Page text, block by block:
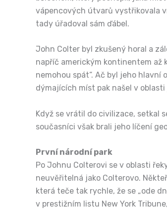
vápencových útvarů vystřikovala
tady úřadoval sám ďábel.
John Colter byl zkušený horal a
napříč americkým kontinentem až
nemohou spát“. Ač byl jeho
dýmajících míst pak našel v oblasti
Když se vrátil do civilizace, setkal
současníci však brali jeho líčení
První národní park
Po Johnu Colterovi se v oblasti
neuvěřitelná jako Colterovo.
která teče tak rychle, že se „ode
v prestižním listu New York